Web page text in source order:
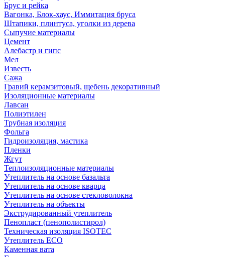
Брус и рейка
Вагонка, Блок-хаус, Иммитация бруса
Штапики, плинтуса, уголки из дерева
Сыпучие материалы
Цемент
Алебастр и гипс
Мел
Известь
Сажа
Гравий керамзитовый, щебень декоративный
Изоляционные материалы
Лавсан
Полиэтилен
Трубная изоляция
Фольга
Гидроизоляция, мастика
Пленки
Жгут
Теплоизоляционные материалы
Утеплитель на основе базальта
Утеплитель на основе кварца
Утеплитель на основе стекловолокна
Утеплитель на объекты
Экструдированный утеплитель
Пенопласт (пенополистирол)
Техническая изоляция ISOTEC
Утеплитель ECO
Каменная вата